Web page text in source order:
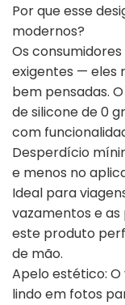
Por que esse
modernos?
Os
exigentes — eles
bem pensadas.
de silicone de 0
com
Desperdício
e menos no
Ideal para
vazamentos e
este produto
de mão.
Apelo estético:
lindo em fotos